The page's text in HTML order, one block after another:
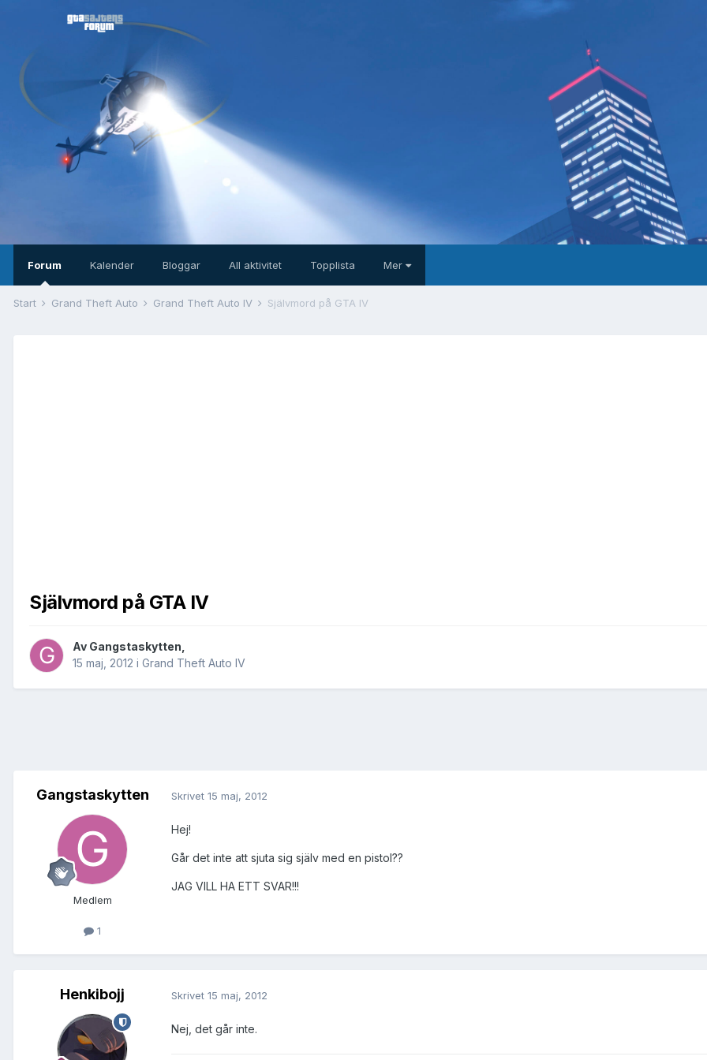
Forum Kalender Bloggar All aktivitet Topplista Mer
Start Grand Theft Auto Grand Theft Auto IV Självmord på GTA IV
Självmord på GTA IV
Av Gangstaskytten
15 maj, 2012 i Grand Theft Auto IV
Gangstaskytten
Medlem
1
Skrivet 15 maj, 2012
Hej!
Går det inte att sjuta sig själv med en pistol??
JAG VILL HA ETT SVAR!!!
Henkibojj Skrivet 15 maj, 2012
Nej, det går inte.